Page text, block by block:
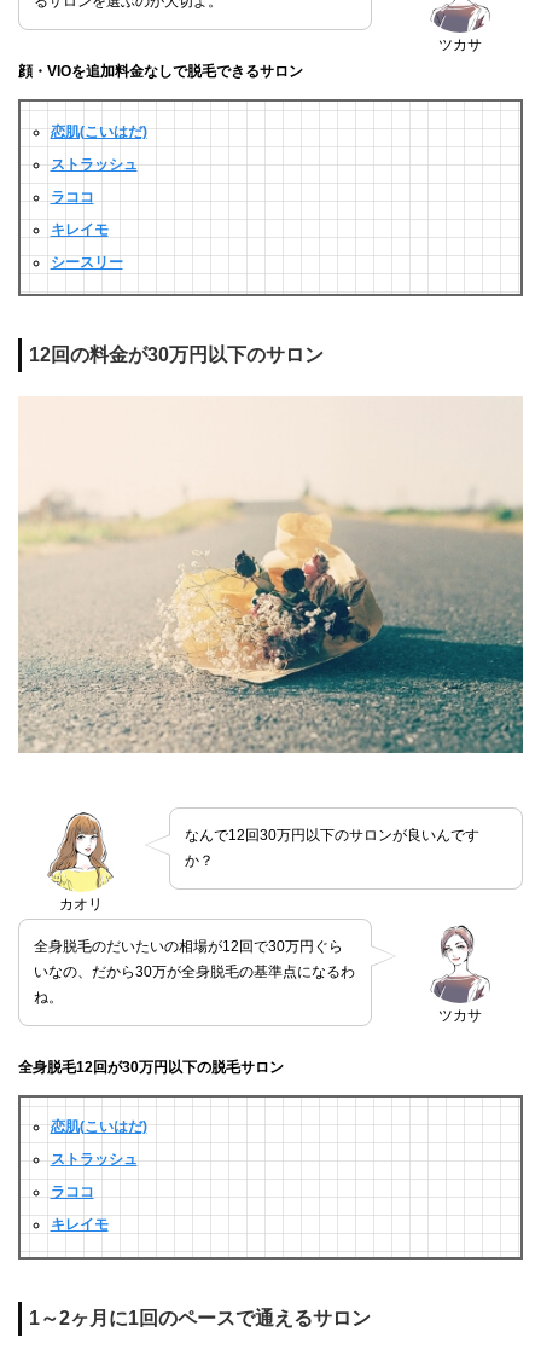
ツカサ
顔・VIOを追加料金なしで脱毛できるサロン
恋肌(こいはだ)
ストラッシュ
ラココ
キレイモ
シースリー
12回の料金が30万円以下のサロン
カオリ
なんで12回30万円以下のサロンが良いんです
か？
ツカサ
全身脱毛のだいたいの相場が12回で30万円ぐら
いなの、だから30万が全身脱毛の基準点になるわ
ね。
全身脱毛12回が30万円以下の脱毛サロン
恋肌(こいはだ)
ストラッシュ
ラココ
キレイモ
1～2ヶ月に1回のペースで通えるサロン